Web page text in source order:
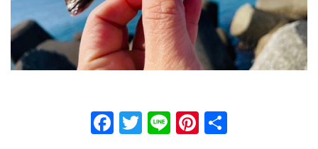
Facebook
Twitter
LinePinterest